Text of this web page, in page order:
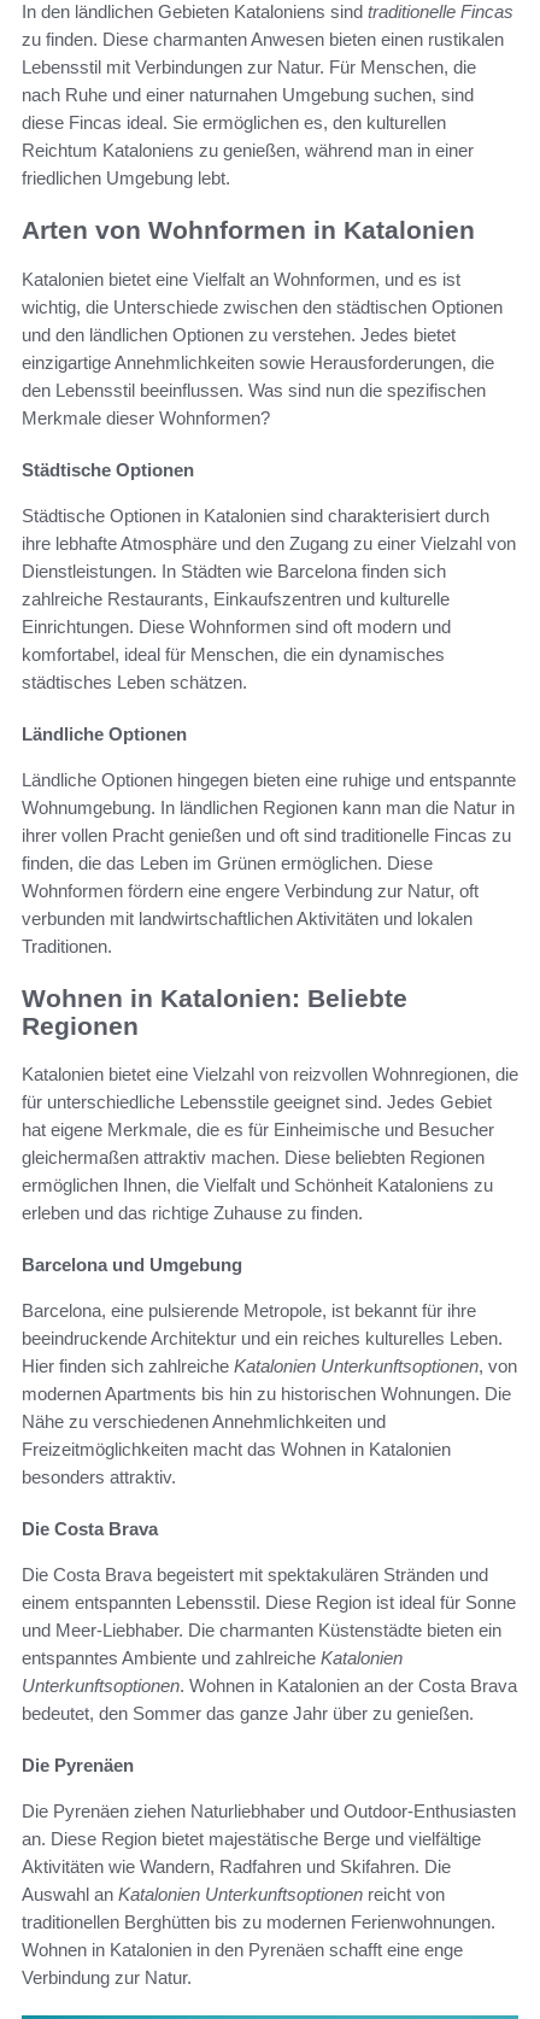
In den ländlichen Gebieten Kataloniens sind traditionelle Fincas
zu finden. Diese charmanten Anwesen bieten einen rustikalen
Lebensstil mit Verbindungen zur Natur. Für Menschen, die
nach Ruhe und einer naturnahen Umgebung suchen, sind
diese Fincas ideal. Sie ermöglichen es, den kulturellen
Reichtum Kataloniens zu genießen, während man in einer
friedlichen Umgebung lebt.
Arten von Wohnformen in Katalonien
Katalonien bietet eine Vielfalt an Wohnformen, und es ist
wichtig, die Unterschiede zwischen den städtischen Optionen
und den ländlichen Optionen zu verstehen. Jedes bietet
einzigartige Annehmlichkeiten sowie Herausforderungen, die
den Lebensstil beeinflussen. Was sind nun die spezifischen
Merkmale dieser Wohnformen?
Städtische Optionen
Städtische Optionen in Katalonien sind charakterisiert durch
ihre lebhafte Atmosphäre und den Zugang zu einer Vielzahl von
Dienstleistungen. In Städten wie Barcelona finden sich
zahlreiche Restaurants, Einkaufszentren und kulturelle
Einrichtungen. Diese Wohnformen sind oft modern und
komfortabel, ideal für Menschen, die ein dynamisches
städtisches Leben schätzen.
Ländliche Optionen
Ländliche Optionen hingegen bieten eine ruhige und entspannte
Wohnumgebung. In ländlichen Regionen kann man die Natur in
ihrer vollen Pracht genießen und oft sind traditionelle Fincas zu
finden, die das Leben im Grünen ermöglichen. Diese
Wohnformen fördern eine engere Verbindung zur Natur, oft
verbunden mit landwirtschaftlichen Aktivitäten und lokalen
Traditionen.
Wohnen in Katalonien: Beliebte
Regionen
Katalonien bietet eine Vielzahl von reizvollen Wohnregionen, die
für unterschiedliche Lebensstile geeignet sind. Jedes Gebiet
hat eigene Merkmale, die es für Einheimische und Besucher
gleichermaßen attraktiv machen. Diese beliebten Regionen
ermöglichen Ihnen, die Vielfalt und Schönheit Kataloniens zu
erleben und das richtige Zuhause zu finden.
Barcelona und Umgebung
Barcelona, eine pulsierende Metropole, ist bekannt für ihre
beeindruckende Architektur und ein reiches kulturelles Leben.
Hier finden sich zahlreiche Katalonien Unterkunftsoptionen, von
modernen Apartments bis hin zu historischen Wohnungen. Die
Nähe zu verschiedenen Annehmlichkeiten und
Freizeitmöglichkeiten macht das Wohnen in Katalonien
besonders attraktiv.
Die Costa Brava
Die Costa Brava begeistert mit spektakulären Stränden und
einem entspannten Lebensstil. Diese Region ist ideal für Sonne
und Meer-Liebhaber. Die charmanten Küstenstädte bieten ein
entspanntes Ambiente und zahlreiche Katalonien
Unterkunftsoptionen. Wohnen in Katalonien an der Costa Brava
bedeutet, den Sommer das ganze Jahr über zu genießen.
Die Pyrenäen
Die Pyrenäen ziehen Naturliebhaber und Outdoor-Enthusiasten
an. Diese Region bietet majestätische Berge und vielfältige
Aktivitäten wie Wandern, Radfahren und Skifahren. Die
Auswahl an Katalonien Unterkunftsoptionen reicht von
traditionellen Berghütten bis zu modernen Ferienwohnungen.
Wohnen in Katalonien in den Pyrenäen schafft eine enge
Verbindung zur Natur.